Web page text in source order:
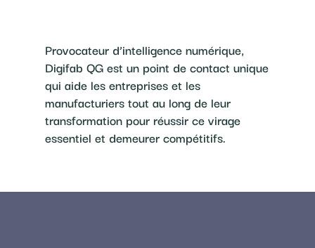
Provocateur d’intelligence numérique,
Digifab QG est un point de contact unique
qui aide les entreprises et les
manufacturiers tout au long de leur
transformation pour réussir ce virage
essentiel et demeurer compétitifs.